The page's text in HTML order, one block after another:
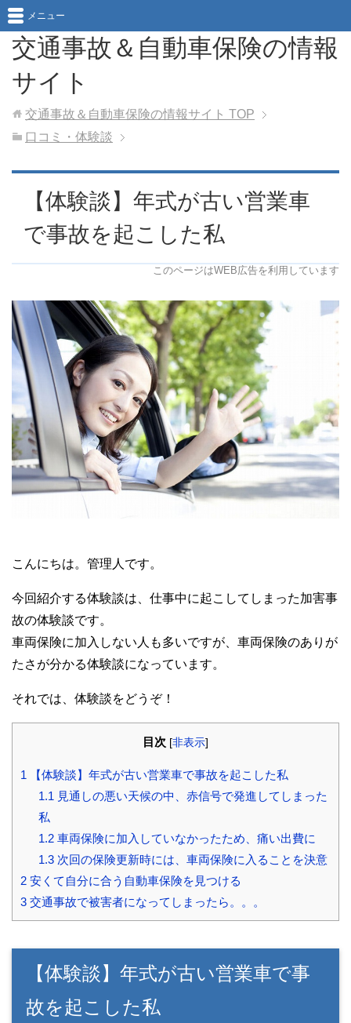
交通事故＆自動車保険の情報
サイト
メニュー
交通事故＆自動車保険の情報サイト TOP
口コミ・体験談
【体験談】年式が古い営業車
で事故を起こした私
このページはWEB広告を利用しています
こんにちは。管理人です。
今回紹介する体験談は、仕事中に起こしてしまった加害事
故の体験談です。
車両保険に加入しない人も多いですが、車両保険のありが
たさが分かる体験談になっています。
それでは、体験談をどうぞ！
目次 [非表示]
1 【体験談】年式が古い営業車で事故を起こした私
1.1 見通しの悪い天候の中、赤信号で発進してしまった
私
1.2車両保険に加入していなかったため、痛い出費に
1.3次回の保険更新時には、車両保険に入ることを決意
2 安くて自分に合う自動車保険を見つける
3 交通事故で被害者になってしまったら。。。
【体験談】年式が古い営業車で事
故を起こした私